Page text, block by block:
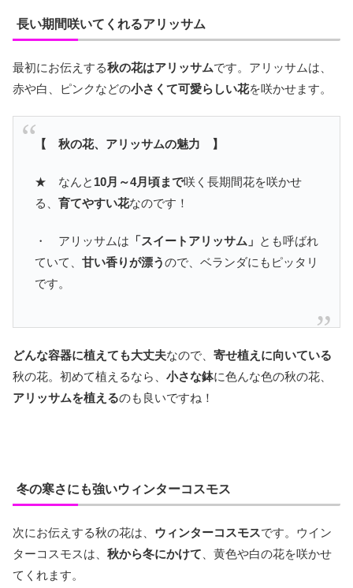
長い期間咲いてくれるアリッサム
最初にお伝えする秋の花はアリッサムです。アリッサムは、
赤や白、ピンクなどの小さくて可愛らしい花を咲かせます。
【 秋の花、アリッサムの魅力 】
★ なんと 10月～4月頃まで咲く長期間花を咲かせ
る、 育てやすい花なのです！
・ アリッサムは 「スイートアリッサム」 とも呼ばれ
ていて、 甘い香りが漂うので、ベランダにもピッタリ
です。
どんな容器に植えても大丈夫なので、 寄せ植えに向いている
秋の花。初めて植えるなら、 小さな鉢に色んな色の秋の花、
アリッサムを植えるのも良いですね！
冬の寒さにも強いウィンターコスモス
次にお伝えする秋の花は、 ウィンターコスモスです。ウイン
ターコスモスは、 秋から冬にかけて 、黄色や白の花を咲かせ
てくれます。